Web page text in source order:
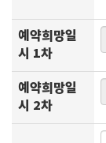
예약희망일
시 1차
예약희망일
시 2차